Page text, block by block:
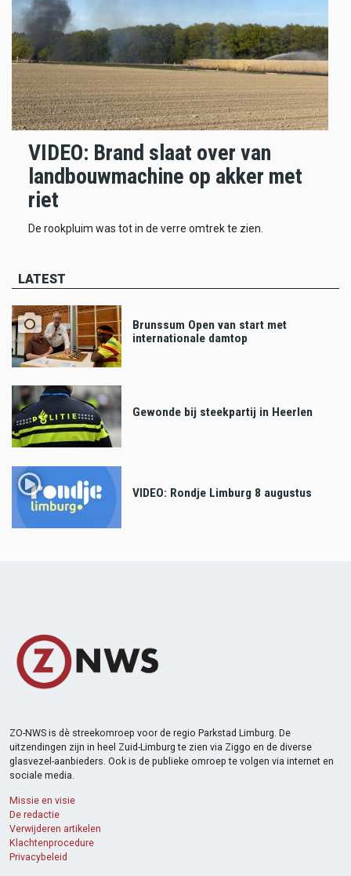
VIDEO: Brand slaat over van
landbouwmachine op akker met
riet
De rookpluim was tot in de verre omtrek te zien.
LATEST
Brunssum Open van start met
internationale damtop
Gewonde bij steekpartij in Heerlen
VIDEO: Rondje Limburg 8 augustus
ZO-NWS is dè streekomroep voor de regio Parkstad Limburg. De
uitzendingen zijn in heel Zuid-Limburg te zien via Ziggo en de diverse
glasvezel-aanbieders. Ook is de publieke omroep te volgen via internet en
sociale media.
Missie en visie
De redactie
Verwijderen artikelen
Klachtenprocedure
Privacybeleid